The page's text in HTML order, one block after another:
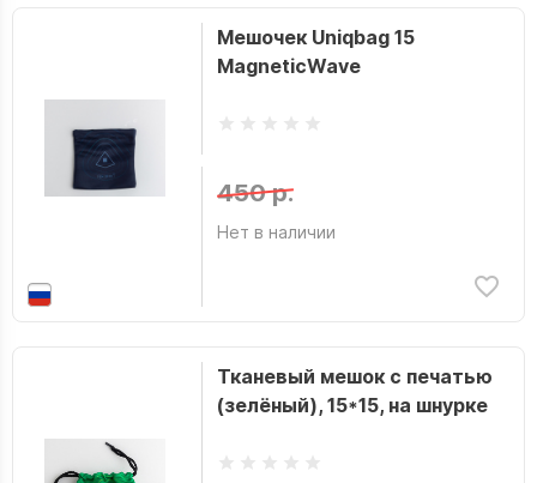
Мешочек Uniqbag 15
MagneticWave
450 р.
Нет в наличии
Тканевый мешок с печатью
(зелёный), 15*15, на шнурке